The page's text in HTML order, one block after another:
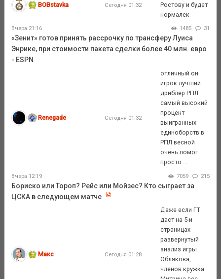
BOBstavka Сегодня 01:32
Ростову и будет
нормалек
Вчера 21:16 1485 31
«Зенит» готов принять рассрочку по трансферу Луиса
Энрике, при стоимости пакета сделки более 40 млн. евро
- ESPN
Renegade Сегодня 01:32
отличный он
игрок лучший
дриблер РПЛ
самый высокий
процент
выигранных
единоборств в
РПЛ весной
очень помог
просто ...
Вчера 12:19 7059 215
Бориско или Тороп? Рейс или Мойзес? Кто сыграет за
ЦСКА в следующем матче
Макс Сегодня 01:28
Даже если ГТ
даст на 5-и
страницах
развернутый
анализ игры
Облякова,
членов кружка